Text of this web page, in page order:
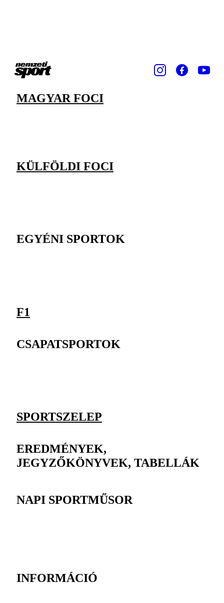
MAGYAR FOCI
KÜLFÖLDI FOCI
EGYÉNI SPORTOK
F1
CSAPATSPORTOK
SPORTSZELEP
EREDMÉNYEK,
JEGYZŐKÖNYVEK, TABELLÁK
NAPI SPORTMŰSOR
INFORMÁCIÓ